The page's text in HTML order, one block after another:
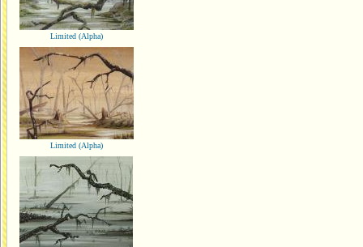
Limited (Alpha)
Limited (Alpha)